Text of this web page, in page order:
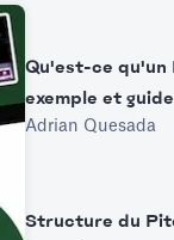
Qu'est-ce qu'un
exemple et guide
Adrian Quesada
Structure du